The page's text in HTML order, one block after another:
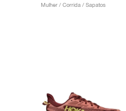
Mulher / Corrida / Sapatos